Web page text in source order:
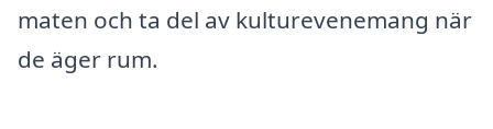
maten och ta del av kulturevenemang när
de äger rum.